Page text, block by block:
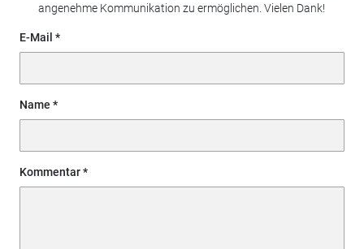
angenehme Kommunikation zu ermöglichen. Vielen Dank!
E-Mail
Name
Kommentar